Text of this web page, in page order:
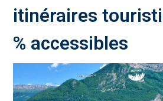
itinéraires
% accessibles